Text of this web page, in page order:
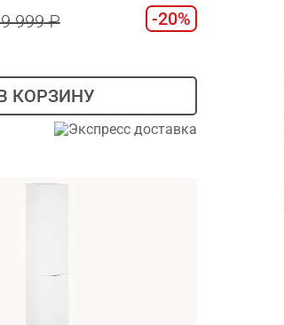
999 -20%
КОРЗИНУ
Экспресс доставка